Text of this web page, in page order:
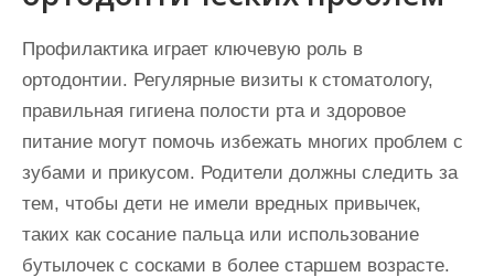
Профилактика играет ключевую роль в
ортодонтии. Регулярные визиты к стоматологу,
правильная гигиена полости рта и здоровое
питание могут помочь избежать многих проблем с
зубами и прикусом. Родители должны следить за
тем, чтобы дети не имели вредных привычек,
таких как сосание пальца или использование
бутылочек с сосками в более старшем возрасте.